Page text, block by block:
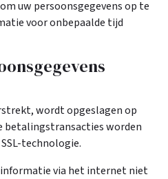
uw persoonsgegevens op te
voor onbepaalde tijd
wordt opgeslagen op
betalingstransacties worden
technologie.
informatie via het internet niet